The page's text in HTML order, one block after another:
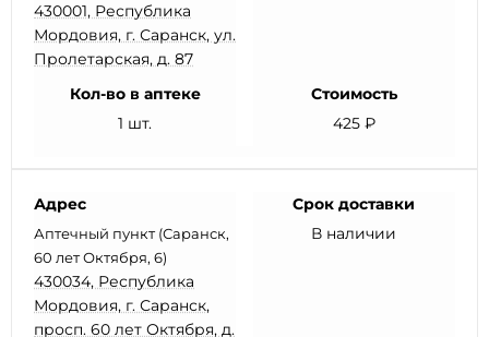
430001, Республика
Мордовия, г. Саранск, ул.
Пролетарская, д. 87
Кол-во в аптеке
1 шт.
Стоимость
425 ₽
Адрес
Аптечный пункт (Саранск,
60 лет Октября, 6)
430034, Республика
Мордовия, г. Саранск,
просп. 60 лет Октября, д.
Срок доставки
В наличии